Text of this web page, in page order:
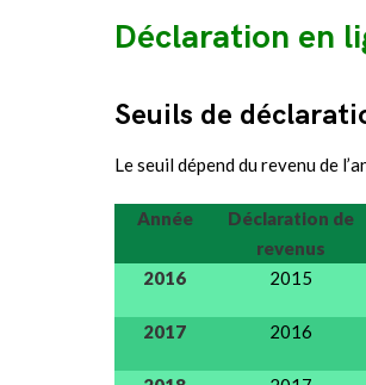
Déclaration en
Seuils de
Le seuil dépend du revenu de
Année
Déclaration de
revenus
2016 2015
2017 2016